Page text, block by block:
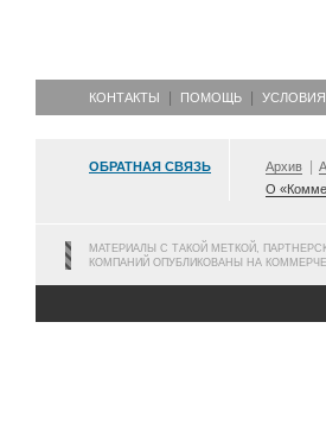
КОНТАКТЫ ПОМОЩЬ
ОБРАТНАЯ СВЯЗЬ Архив
О
МАТЕРИАЛЫ С ТАКОЙ МЕТКОЙ,
КОМПАНИЙ ОПУБЛИКОВАНЫ НА